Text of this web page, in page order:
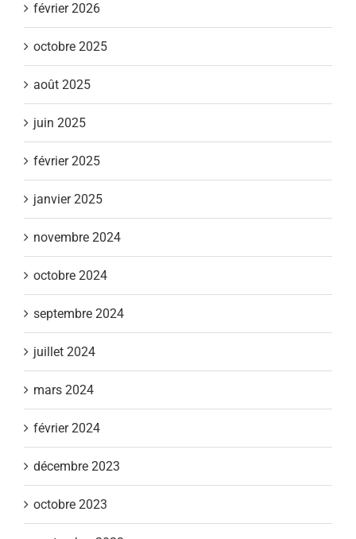
février 2026
octobre 2025
août 2025
juin 2025
février 2025
janvier 2025
novembre 2024
octobre 2024
septembre 2024
juillet 2024
mars 2024
février 2024
décembre 2023
octobre 2023